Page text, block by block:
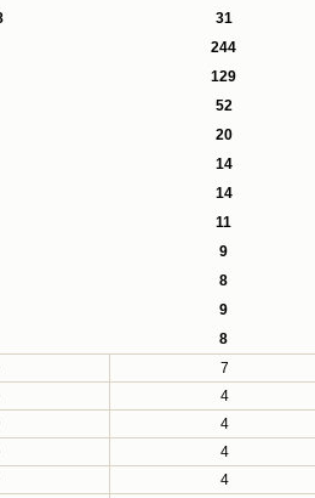
31
244
129
52
20
14
14
11
9
8
9
8
7
4
4
4
4